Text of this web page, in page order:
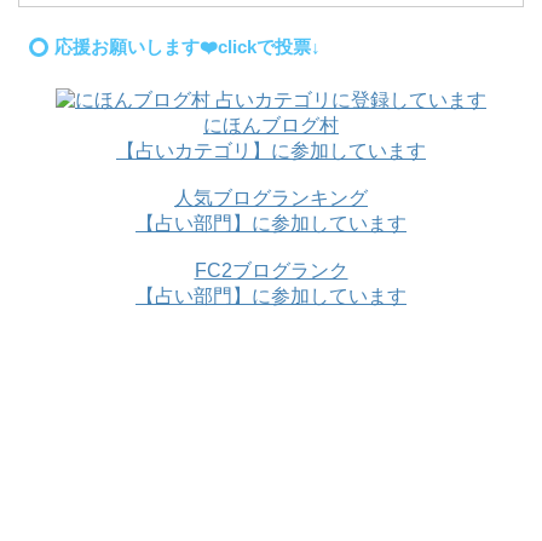
応援お願いします❤️clickで投票↓
にほんブログ村
【占いカテゴリ】に参加しています
人気ブログランキング
【占い部門】に参加しています
FC2ブログランク
【占い部門】に参加しています